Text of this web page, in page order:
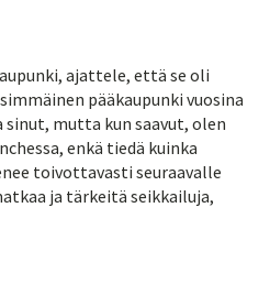
ajattele, että se oli
pääkaupunki vuosina
sinut, mutta kun saavut, olen
enkä tiedä kuinka
toivottavasti seuraavalle
ja tärkeitä seikkailuja,